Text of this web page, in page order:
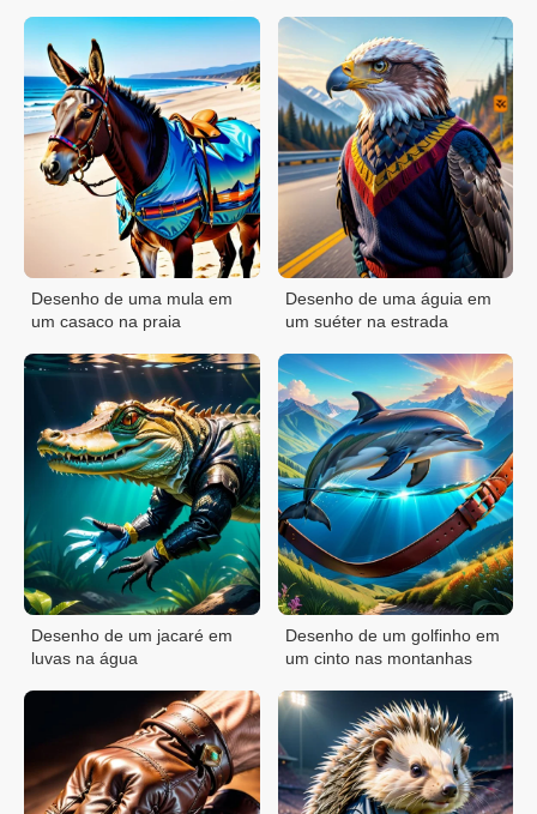
Desenho de uma mula em
um casaco na praia
Desenho de uma águia em
um suéter na estrada
Desenho de um jacaré em
luvas na água
Desenho de um golfinho em
um cinto nas montanhas